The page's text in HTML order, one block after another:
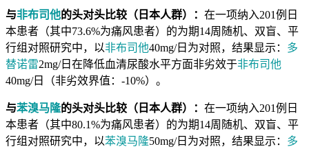
与非布司他的头对头比较（日本人群）： 在一项纳入201例日
本患者（其中73.6%为痛风患者）的为期14周随机、双盲、平
行组对照研究中，以非布司他40mg/日为对照，结果显示： 多
替诺雷2mg/日在降低血清尿酸水平方面非劣效于非布司他
40mg/日（非劣效界值：-10%）。
与苯溴马隆的头对头比较（日本人群）： 在一项纳入201例日
本患者（其中80.1%为痛风患者）的为期14周随机、双盲、平
行组对照研究中，以苯溴马隆50mg/日为对照，结果显示： 多